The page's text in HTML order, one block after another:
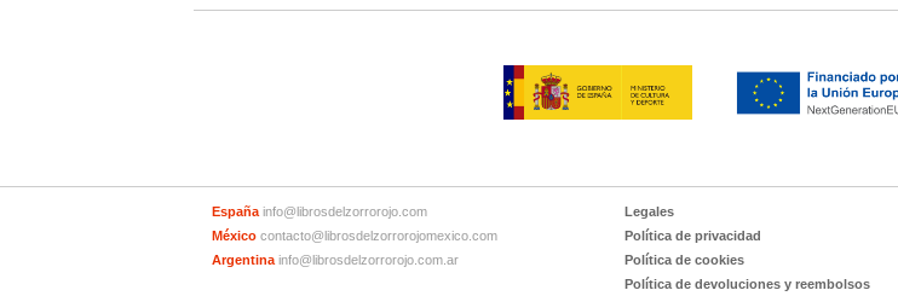
España info@librosdelzorrorojo.com
México contacto@librosdelzorrorojomexico.com
Argentina info@librosdelzorrorojo.com.ar
Legales
Política de privacidad
Política de cookies
Política de devoluciones y reembolsos